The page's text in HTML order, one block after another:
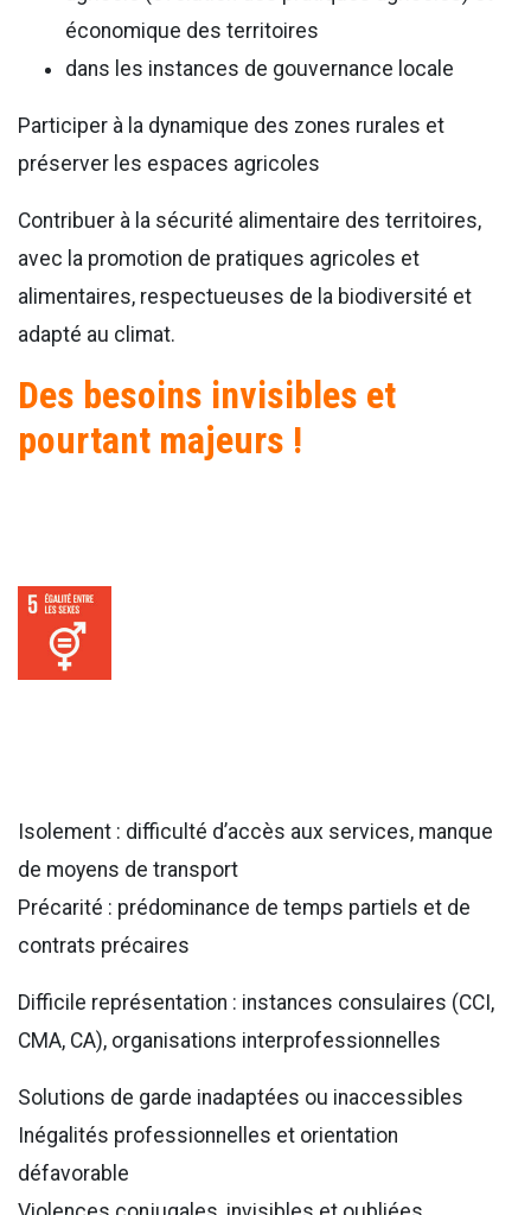
économique des territoires
dans les instances de gouvernance locale
Participer à la dynamique des zones rurales et
préserver les espaces agricoles
Contribuer à la sécurité alimentaire des territoires,
avec la promotion de pratiques agricoles et
alimentaires, respectueuses de la biodiversité et
adapté au climat.
Des besoins invisibles et
pourtant majeurs !
Isolement : difficulté d’accès aux services, manque
de moyens de transport
Précarité : prédominance de temps partiels et de
contrats précaires
Difficile représentation : instances consulaires (CCI,
CMA, CA), organisations interprofessionnelles
Solutions de garde inadaptées ou inaccessibles
Inégalités professionnelles et orientation
défavorable